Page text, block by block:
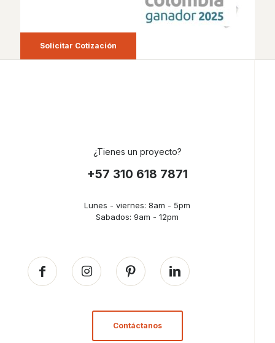
Solicitar Cotización
¿Tienes un proyecto?
+57 310 618 7871
Lunes - viernes: 8am - 5pm
Sabados: 9am - 12pm
Contáctanos